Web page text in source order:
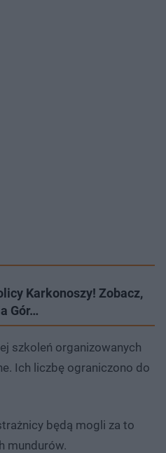
Karkonoszy! Zobacz,
Gór…
szkoleń organizowanych
Ich liczbę ograniczono do
będą mogli za to
mundurów.